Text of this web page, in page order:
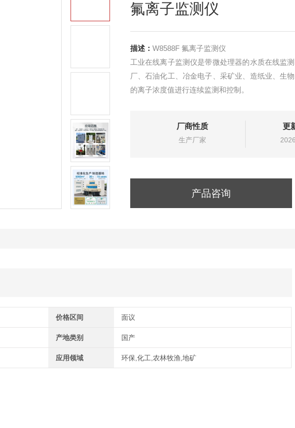
氟离子监测仪
描述： W8588F 氟离子监测仪
工业在线离子监测仪是带微处理器的水质在线监
厂、石油化工、冶金电子、采矿业、造纸业、生
的离子浓度值进行连续监测和控制。
厂商性质
生产厂家
更
产品咨询
价格区间 面议
产地类别 国产
应用领域 环保,化工,农林牧渔,地矿